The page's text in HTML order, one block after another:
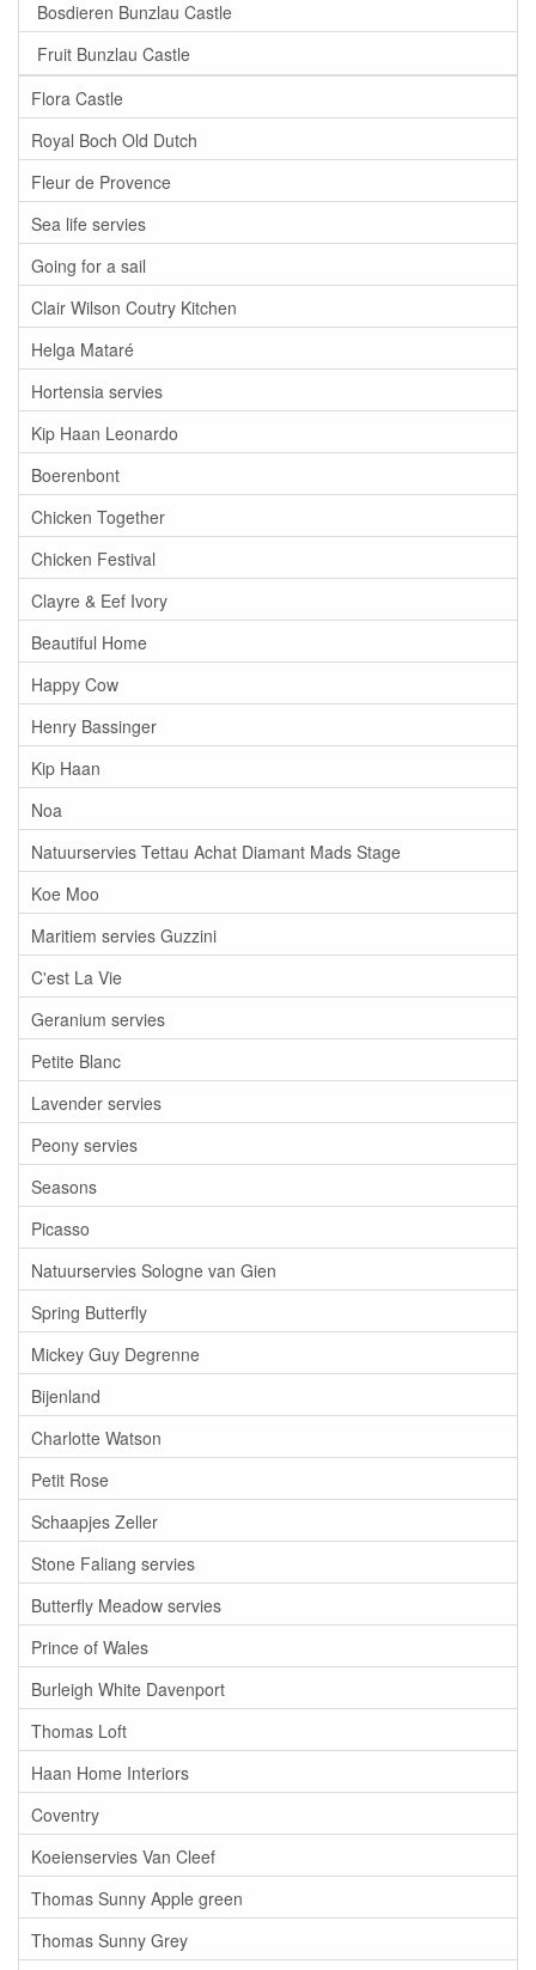
Bosdieren Bunzlau Castle
Fruit Bunzlau Castle
Flora Castle
Royal Boch Old Dutch
Fleur de Provence
Sea life servies
Going for a sail
Clair Wilson Coutry Kitchen
Helga Mataré
Hortensia servies
Kip Haan Leonardo
Boerenbont
Chicken Together
Chicken Festival
Clayre & Eef Ivory
Beautiful Home
Happy Cow
Henry Bassinger
Kip Haan
Noa
Natuurservies Tettau Achat Diamant Mads Stage
Koe Moo
Maritiem servies Guzzini
C'est La Vie
Geranium servies
Petite Blanc
Lavender servies
Peony servies
Seasons
Picasso
Natuurservies Sologne van Gien
Spring Butterfly
Mickey Guy Degrenne
Bijenland
Charlotte Watson
Petit Rose
Schaapjes Zeller
Stone Faliang servies
Butterfly Meadow servies
Prince of Wales
Burleigh White Davenport
Thomas Loft
Haan Home Interiors
Coventry
Koeienservies Van Cleef
Thomas Sunny Apple green
Thomas Sunny Grey